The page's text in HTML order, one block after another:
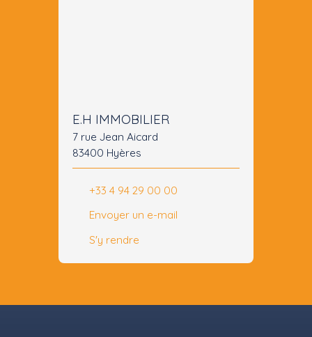
E.H IMMOBILIER
7 rue Jean Aicard
83400 Hyères
+33 4 94 29 00 00
Envoyer un e-mail
S'y rendre